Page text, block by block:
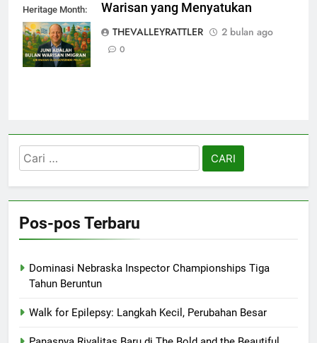
Heritage Month:
Warisan yang
Menyatukan
Warisan yang Menyatukan
THEVALLEYRATTLER
2 bulan ago
0
Cari
untuk:
Pos-pos Terbaru
Dominasi Nebraska Inspector Championships Tiga
Tahun Beruntun
Walk for Epilepsy: Langkah Kecil, Perubahan Besar